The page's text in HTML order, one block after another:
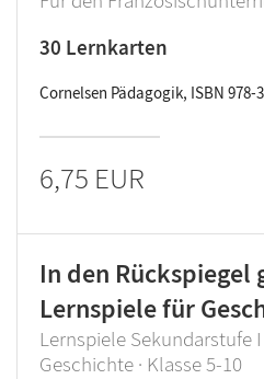
30 Lernkarten
Cornelsen Pädagogik, ISBN 978-
6,75 EUR
In den Rückspiegel
Lernspiele für
Lernspiele Sekundarstufe I
Geschichte · Klasse 5-10